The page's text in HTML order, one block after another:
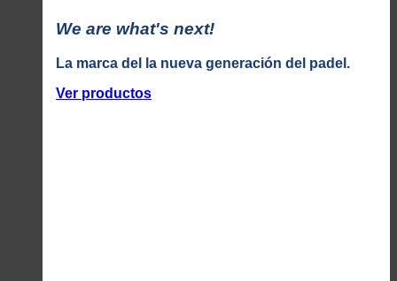
We are what's next!
La marca del la nueva generación del padel.
Ver productos